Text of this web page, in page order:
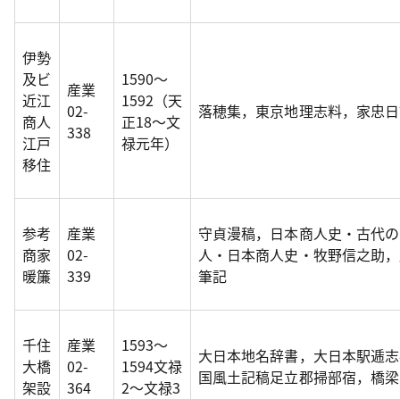
伊勢
及ビ
近江
商人
江戸
移住
産業
02-
338
1590～
1592（天
正18～文
禄元年）
落穂集，東京地理志料，家忠
参考
商家
暖簾
産業
02-
339
守貞漫稿，日本商人史・古代
人・日本商人史・牧野信之助
筆記
千住
大橋
架設
産業
02-
364
1593～
1594文禄
2～文禄3
大日本地名辞書，大日本駅逓
国風土記稿足立郡掃部宿，橋